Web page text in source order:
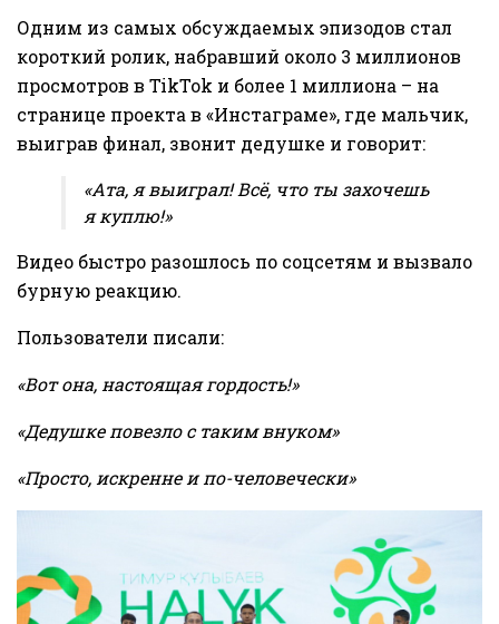
Одним из самых обсуждаемых эпизодов стал
короткий ролик, набравший около 3 миллионов
просмотров в TikTok и более 1 миллиона – на
странице проекта в «Инстаграме», где мальчик,
выиграв финал, звонит дедушке и говорит:
«Ата, я выиграл! Всё, что ты захочешь
я куплю!»
Видео быстро разошлось по соцсетям и вызвало
бурную реакцию.
Пользователи писали:
«Вот она, настоящая гордость!»
«Дедушке повезло с таким внуком»
«Просто, искренне и по-человечески»